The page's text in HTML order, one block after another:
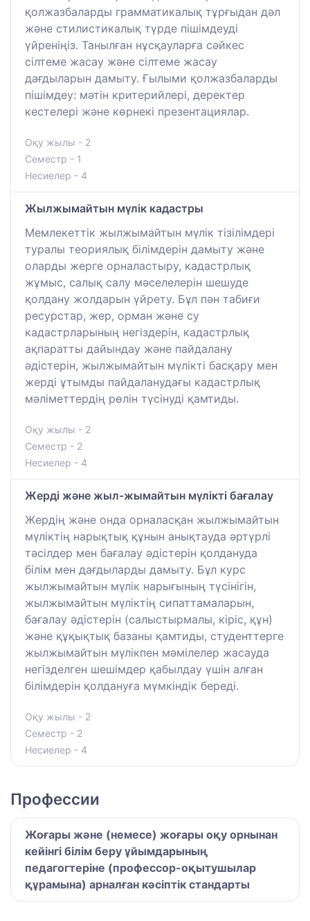
қолжазбаларды грамматикалық тұрғыдан дәл
және стилистикалық түрде пішімдеуді
үйреніңіз. Танылған нұсқауларға сәйкес
сілтеме жасау және сілтеме жасау
дағдыларын дамыту. Ғылыми қолжазбаларды
пішімдеу: мәтін критерийлері, деректер
кестелері және көрнекі презентациялар.
Оқу жылы - 2
Семестр - 1
Несиелер - 4
Жылжымайтын мүлік кадастры
Мемлекеттік жылжымайтын мүлік тізілімдері
туралы теориялық білімдерін дамыту және
оларды жерге орналастыру, кадастрлық
жұмыс, салық салу мәселелерін шешуде
қолдану жолдарын үйрету. Бұл пән табиғи
ресурстар, жер, орман және су
кадастрларының негіздерін, кадастрлық
ақпаратты дайындау және пайдалану
әдістерін, жылжымайтын мүлікті басқару мен
жерді ұтымды пайдаланудағы кадастрлық
мәліметтердің рөлін түсінуді қамтиды.
Оқу жылы - 2
Семестр - 2
Несиелер - 4
Жерді және жыл-жымайтын мүлікті бағалау
Жердің және онда орналасқан жылжымайтын
мүліктің нарықтық құнын анықтауда әртүрлі
тәсілдер мен бағалау әдістерін қолдануда
білім мен дағдыларды дамыту. Бұл курс
жылжымайтын мүлік нарығының түсінігін,
жылжымайтын мүліктің сипаттамаларын,
бағалау әдістерін (салыстырмалы, кіріс, құн)
және құқықтық базаны қамтиды, студенттерге
жылжымайтын мүлікпен мәмілелер жасауда
негізделген шешімдер қабылдау үшін алған
білімдерін қолдануға мүмкіндік береді.
Оқу жылы - 2
Семестр - 2
Несиелер - 4
Профессии
Жоғары және (немесе) жоғары оқу орнынан
кейінгі білім беру ұйымдарының
педагогтеріне (профессор-оқытушылар
құрамына) арналған кәсіптік стандарты